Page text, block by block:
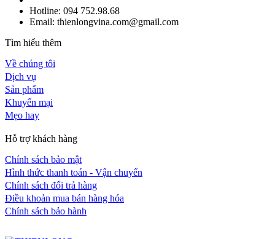
Hotline: 094 752.98.68
Email: thienlongvina.com@gmail.com
Tìm hiểu thêm
Về chúng tôi
Dịch vụ
Sản phẩm
Khuyến mại
Mẹo hay
Hỗ trợ khách hàng
Chính sách bảo mật
Hình thức thanh toán - Vận chuyển
Chính sách đổi trả hàng
Điều khoản mua bán hàng hóa
Chính sách bảo hành